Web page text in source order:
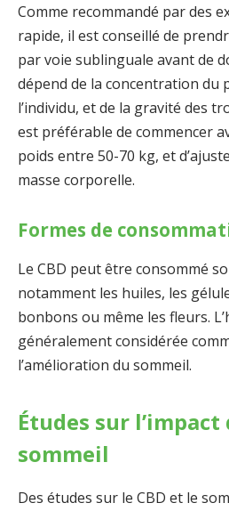
Comme recommandé par des
rapide, il est conseillé de
par voie sublinguale avant de
dépend de la concentration du
l’individu, et de la gravité des
est préférable de commencer
poids entre 50-70 kg, et
masse corporelle.
Formes de
Le CBD peut être consommé
notamment les huiles, les
bonbons ou même les fleurs.
généralement considérée
l’amélioration du sommeil.
Études sur l’impact
sommeil
Des études sur le CBD et le